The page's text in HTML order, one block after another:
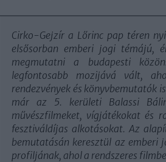
Cirko-Gejzír a Lőrinc pap téren
elsősorban emberi jogi témájú,
megmutatni a budapesti
legfontosabb mozijává vált,
rendezvények és könyvbemutatók
már az 5. kerületi Balassi
művészfilmeket, vígjátékokat és
fesztiváldíjas alkotásokat. Az
bemutatásán keresztül az emberi
profiljának, ahol a rendszeres